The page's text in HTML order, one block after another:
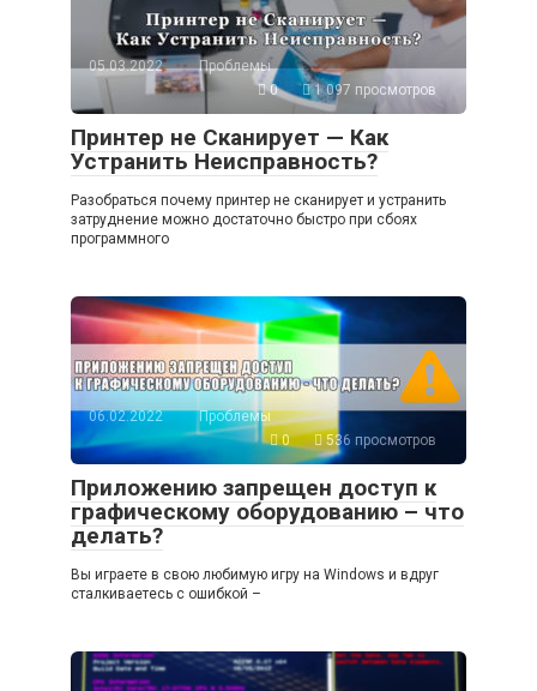
05.03.2022
Проблемы
0
1 097 просмотров
Принтер не Сканирует — Как
Устранить Неисправность?
Разобраться почему принтер не сканирует и устранить
затруднение можно достаточно быстро при сбоях
программного
06.02.2022
Проблемы
0
536 просмотров
Приложению запрещен доступ к
графическому оборудованию – что
делать?
Вы играете в свою любимую игру на Windows и вдруг
сталкиваетесь с ошибкой –